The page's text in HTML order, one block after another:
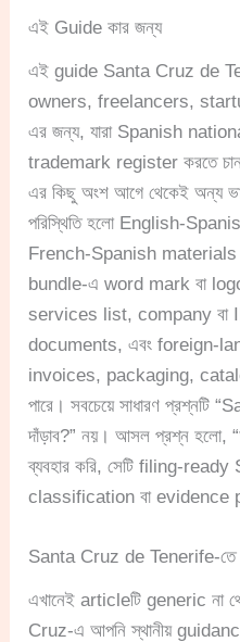
এই Guide কার জন্য
এই guide Santa Cruz de
owners, freelancers,
এর জন্য, যারা Spanish
trademark register করতে
এর কিছু অংশ আগে থেকেই অন্য
পরিস্থিতি হলো English-
French-Spanish
bundle-এ word mark বা
services list, company বা
documents, এবং foreign-
invoices, packaging,
পারে। সবচেয়ে সাধারণ প্রশ্নটি
দাঁড়াব?” নয়। আসল প্রশ্ন হলো,
ব্যবহার করি, সেটি filing-ready
classification বা evidence
Santa Cruz de Tenerife-তে
এখানেই articleটি generic না
Cruz-এ আপনি স্থানীয়